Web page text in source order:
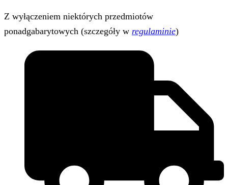
Z wyłączeniem niektórych przedmiotów
ponadgabarytowych (szczegóły w regulaminie)